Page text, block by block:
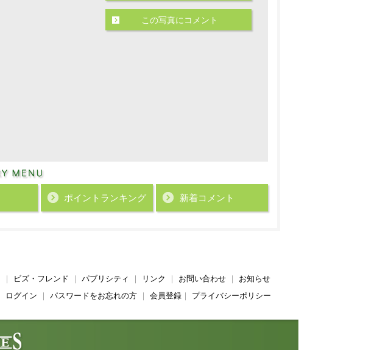
この写真にコメント
ポイント ランキング 新着コメント
ビズ・フレンド パブリシティ リンク お問い合わせ｜ お知らせ
ログイン パスワードをお忘れの方｜ 会員登録｜ プライバシーポリシー